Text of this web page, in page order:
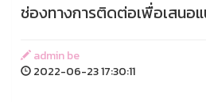
ช่องทางการติดต่อเพื่อเสนอแ
admin be
2022-06-23 17:30:11